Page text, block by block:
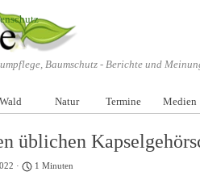
Baumschutz - Berichte und
▼
Wald Natur ▼
Termine Medien
üblichen
·
1 Minuten